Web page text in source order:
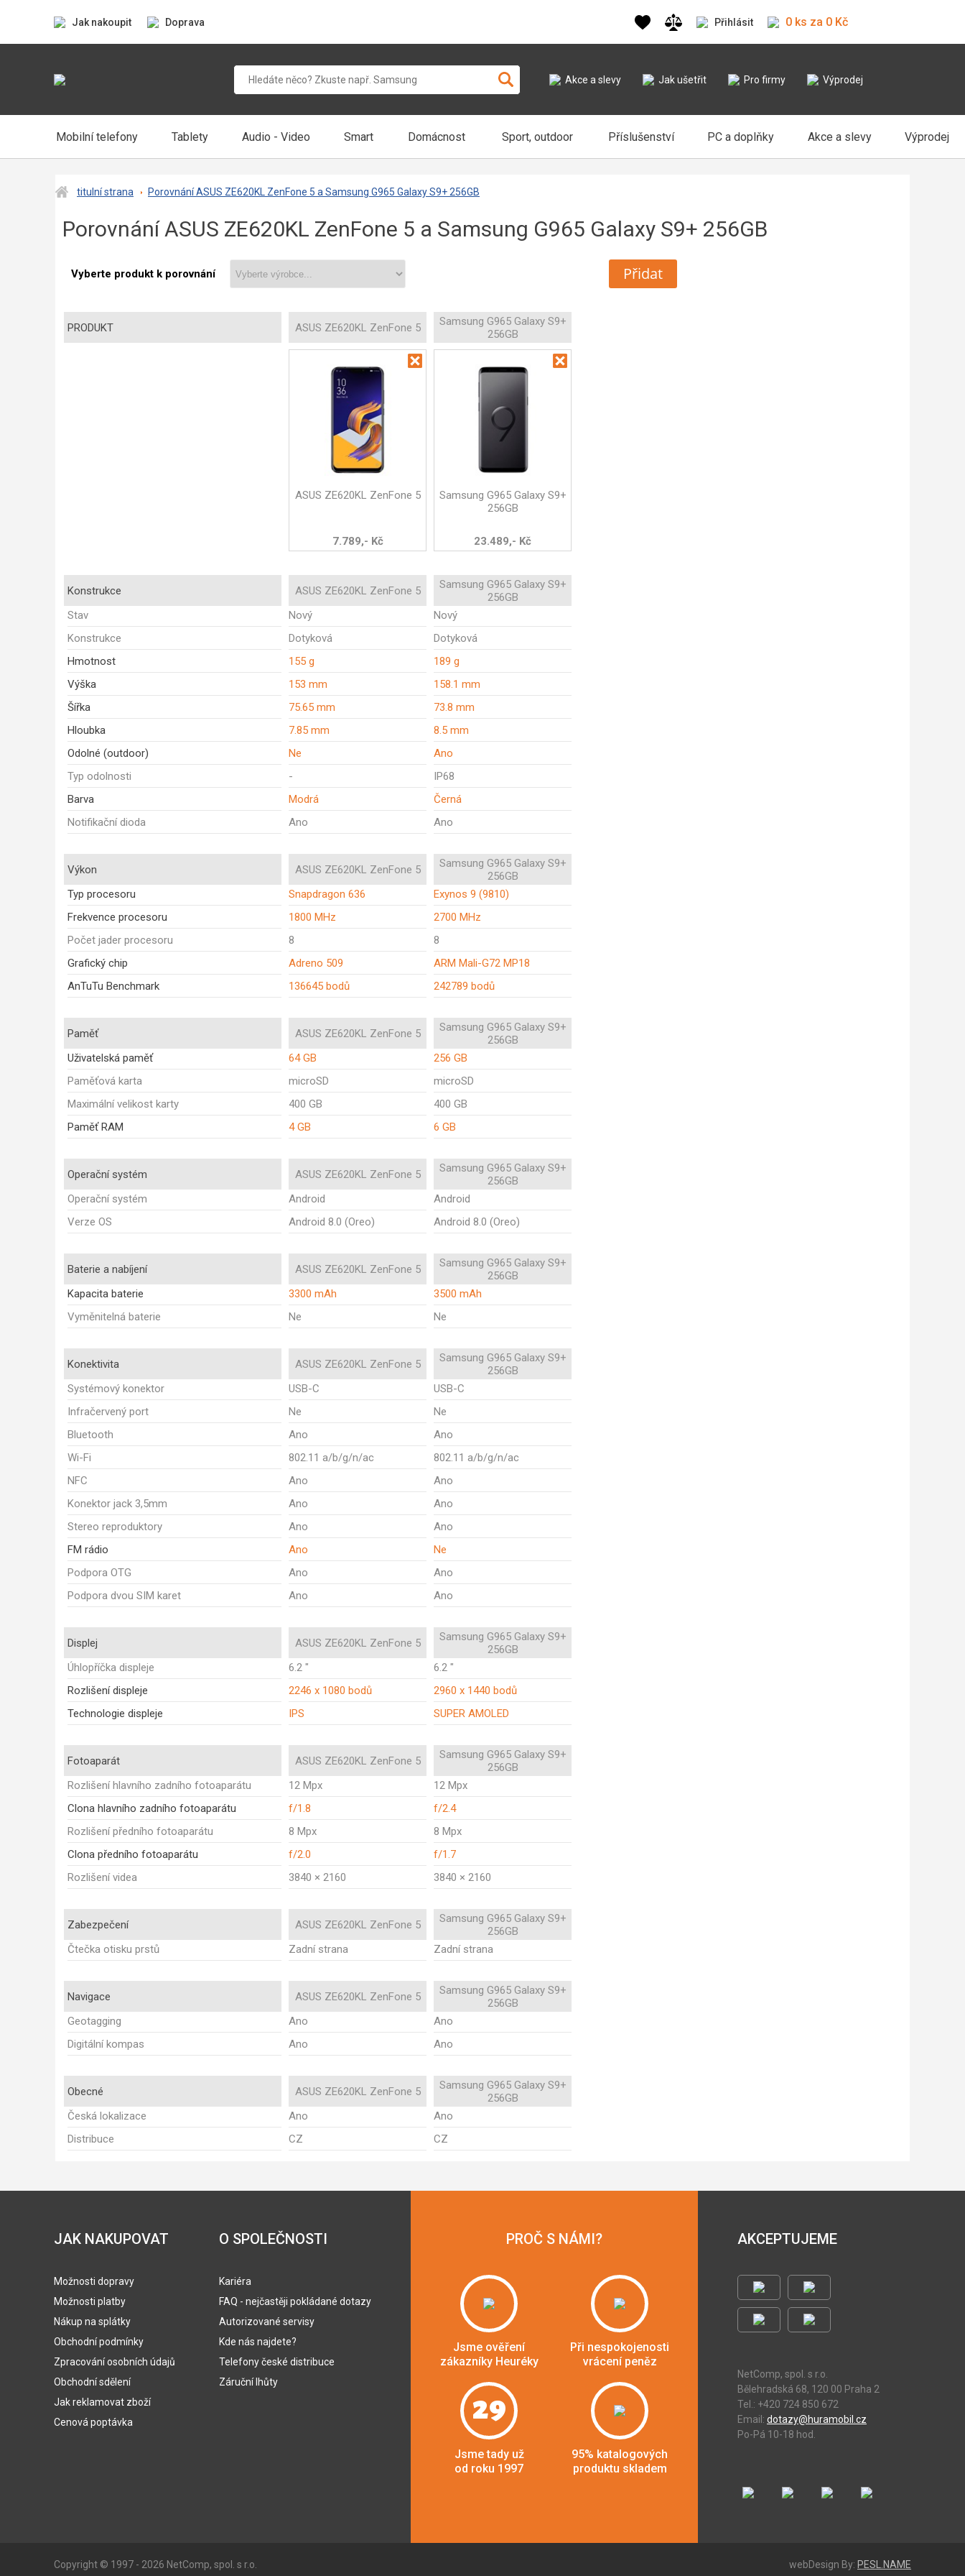
Jak nakoupit Doprava Přihlásit 0 ks za 0 Kč
Akce a slevy Jak ušetřit Pro firmy Výprodej
Mobilní telefony Tablety Audio - Video Smart Domácnost Sport, outdoor Příslušenství PC a doplňky Akce a slevy Výprodej
titulní strana Porovnání ASUS ZE620KL ZenFone 5 a Samsung G965 Galaxy S9+ 256GB
Porovnání ASUS ZE620KL ZenFone 5 a Samsung G965 Galaxy S9+ 256GB
Vyberte produkt k porovnání Přidat
PRODUKT ASUS ZE620KL ZenFone 5
Samsung G965 Galaxy S9+
256GB
ASUS ZE620KL ZenFone 5
7.789,- Kč
Samsung G965 Galaxy S9+
256GB
23.489,- Kč
Konstrukce ASUS ZE620KL ZenFone 5
Samsung G965 Galaxy S9+
256GB
Stav
Nový
Nový
Konstrukce
Dotyková
Dotyková
Hmotnost
155 g
189 g
Výška
153 mm
158.1 mm
Šířka
75.65 mm
73.8 mm
Hloubka
7.85 mm
8.5 mm
Odolné (outdoor)
Ne
Ano
Typ odolnosti
-
IP68
Barva
Modrá
Černá
Notifikační dioda
Ano Ano
Výkon ASUS ZE620KL ZenFone 5
Samsung G965 Galaxy S9+
256GB
Typ procesoru
Snapdragon 636
Exynos 9 (9810)
Frekvence procesoru
1800 MHz
2700 MHz
Počet jader procesoru
8
8
Grafický chip
Adreno 509
ARM Mali-G72 MP18
AnTuTu Benchmark
136645 bodů 242789 bodů
Paměť ASUS ZE620KL ZenFone 5
Samsung G965 Galaxy S9+
256GB
Uživatelská paměť
64 GB
256 GB
Paměťová karta
microSD
microSD
Maximální velikost karty
400 GB
400 GB
Paměť RAM
4 GB 6 GB
Operační systém ASUS ZE620KL ZenFone 5
Samsung G965 Galaxy S9+
256GB
Operační systém
Android
Android
Verze OS
Android 8.0 (Oreo) Android 8.0 (Oreo)
Baterie a nabíjení ASUS ZE620KL ZenFone 5
Samsung G965 Galaxy S9+
256GB
Kapacita baterie
3300 mAh
3500 mAh
Vyměnitelná baterie
Ne Ne
Konektivita ASUS ZE620KL ZenFone 5
Samsung G965 Galaxy S9+
256GB
Systémový konektor
USB-C
USB-C
Infračervený port
Ne
Ne
Bluetooth
Ano
Ano
Wi-Fi
802.11 a/b/g/n/ac
802.11 a/b/g/n/ac
NFC
Ano
Ano
Konektor jack 3,5mm
Ano
Ano
Stereo reproduktory
Ano
Ano
FM rádio
Ano
Ne
Podpora OTG
Ano
Ano
Podpora dvou SIM karet
Ano Ano
Displej ASUS ZE620KL ZenFone 5
Samsung G965 Galaxy S9+
256GB
Úhlopříčka displeje
6.2 "
6.2 "
Rozlišení displeje
2246 x 1080 bodů
2960 x 1440 bodů
Technologie displeje
IPS SUPER AMOLED
Fotoaparát ASUS ZE620KL ZenFone 5
Samsung G965 Galaxy S9+
256GB
Rozlišení hlavního zadního fotoaparátu
12 Mpx
12 Mpx
Clona hlavního zadního fotoaparátu
f/1.8
f/2.4
Rozlišení předního fotoaparátu
8 Mpx
8 Mpx
Clona předního fotoaparátu
f/2.0
f/1.7
Rozlišení videa
3840 × 2160 3840 × 2160
Zabezpečení ASUS ZE620KL ZenFone 5
Samsung G965 Galaxy S9+
256GB
Čtečka otisku prstů
Zadní strana Zadní strana
Navigace ASUS ZE620KL ZenFone 5
Samsung G965 Galaxy S9+
256GB
Geotagging
Ano
Ano
Digitální kompas
Ano Ano
Obecné ASUS ZE620KL ZenFone 5
Samsung G965 Galaxy S9+
256GB
Česká lokalizace
Ano
Ano
Distribuce
CZ CZ
JAK NAKUPOVAT
Možnosti dopravy
Možnosti platby
Nákup na splátky
Obchodní podmínky
Zpracování osobních údajů
Obchodní sdělení
Jak reklamovat zboží
Cenová poptávka
O SPOLEČNOSTI
Kariéra
FAQ - nejčastěji pokládané dotazy
Autorizované servisy
Kde nás najdete?
Telefony české distribuce
Záruční lhůty
PROČ S NÁMI?
Jsme ověření
zákazníky Heuréky
Při nespokojenosti
vrácení peněz
29
Jsme tady už
od roku 1997
95% katalogových
produktu skladem
AKCEPTUJEME
NetComp, spol. s r.o.
Bělehradská 68, 120 00 Praha 2
Tel.: +420 724 850 672
Email: dotazy@huramobil.cz
Po-Pá 10-18 hod.
Copyright © 1997 - 2026 NetComp, spol. s r.o. webDesign By: PESL.NAME